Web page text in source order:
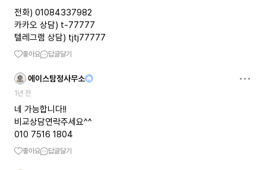
전화) 01084337982
카카오 상담) t-77777
텔레그램 상담) tjtj77777
좋아요 답글달기
에이스탐정사무소
1년 전
네 가능합니다!!
비교상담연락주세요^^
010 7516 1804
좋아요 답글달기